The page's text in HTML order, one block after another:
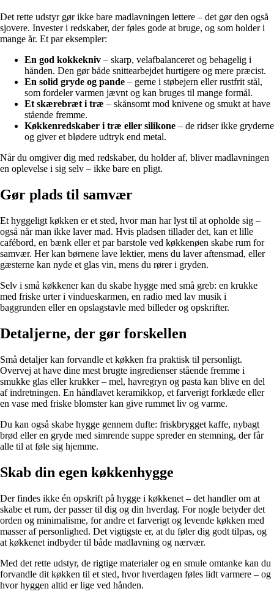
Det rette udstyr gør ikke bare madlavningen lettere – det gør den også
sjovere. Invester i redskaber, der føles gode at bruge, og som holder i
mange år. Et par eksempler:
En god kokkekniv – skarp, velafbalanceret og behagelig i
hånden. Den gør både snittearbejdet hurtigere og mere præcist.
En solid gryde og pande – gerne i støbejern eller rustfrit stål,
som fordeler varmen jævnt og kan bruges til mange formål.
Et skærebræt i træ – skånsomt mod knivene og smukt at have
stående fremme.
Køkkenredskaber i træ eller silikone – de ridser ikke gryderne
og giver et blødere udtryk end metal.
Når du omgiver dig med redskaber, du holder af, bliver madlavningen
en oplevelse i sig selv – ikke bare en pligt.
Gør plads til samvær
Et hyggeligt køkken er et sted, hvor man har lyst til at opholde sig –
også når man ikke laver mad. Hvis pladsen tillader det, kan et lille
cafébord, en bænk eller et par barstole ved køkkenøen skabe rum for
samvær. Her kan børnene lave lektier, mens du laver aftensmad, eller
gæsterne kan nyde et glas vin, mens du rører i gryden.
Selv i små køkkener kan du skabe hygge med små greb: en krukke
med friske urter i vindueskarmen, en radio med lav musik i
baggrunden eller en opslagstavle med billeder og opskrifter.
Detaljerne, der gør forskellen
Små detaljer kan forvandle et køkken fra praktisk til personligt.
Overvej at have dine mest brugte ingredienser stående fremme i
smukke glas eller krukker – mel, havregryn og pasta kan blive en del
af indretningen. En håndlavet keramikkop, et farverigt forklæde eller
en vase med friske blomster kan give rummet liv og varme.
Du kan også skabe hygge gennem dufte: friskbrygget kaffe, nybagt
brød eller en gryde med simrende suppe spreder en stemning, der får
alle til at føle sig hjemme.
Skab din egen køkkenhygge
Der findes ikke én opskrift på hygge i køkkenet – det handler om at
skabe et rum, der passer til dig og din hverdag. For nogle betyder det
orden og minimalisme, for andre et farverigt og levende køkken med
masser af personlighed. Det vigtigste er, at du føler dig godt tilpas, og
at køkkenet indbyder til både madlavning og nærvær.
Med det rette udstyr, de rigtige materialer og en smule omtanke kan du
forvandle dit køkken til et sted, hvor hverdagen føles lidt varmere – og
hvor hyggen altid er lige ved hånden.